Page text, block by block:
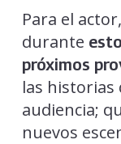
Para el
durante
próximos
las historias
audiencia;
nuevos